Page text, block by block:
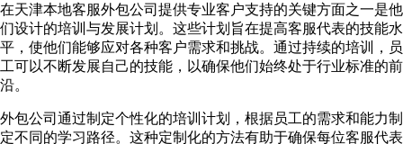
在天津本地客服外包公司提供专业客户支持的关键方面之一是他
们设计的培训与发展计划。这些计划旨在提高客服代表的技能水
平，使他们能够应对各种客户需求和挑战。通过持续的培训，员
工可以不断发展自己的技能，以确保他们始终处于行业标准的前
沿。
外包公司通过制定个性化的培训计划，根据员工的需求和能力制
定不同的学习路径。这种定制化的方法有助于确保每位客服代表